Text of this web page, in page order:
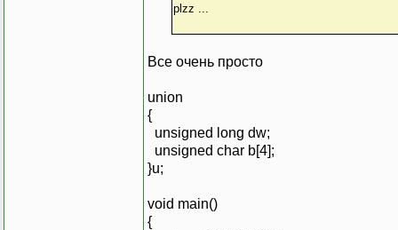
plzz ...
Все очень просто
union
{
unsigned long dw;
unsigned char b[4];
}u;
void main()
{